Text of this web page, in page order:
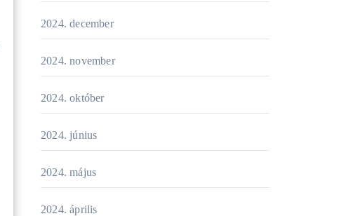
2024. december
2024. november
2024. október
2024. június
2024. május
2024. április